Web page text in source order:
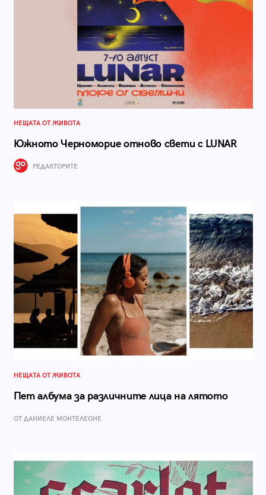
НЕЩАТА ОТ ЖИВОТА
Южното Черноморие отново свети с LUNAR
РЕДАКТОРИТЕ
НЕЩАТА ОТ ЖИВОТА
Пет албума за различните лица на лятото
ОТ ДАНИЕЛЕ МОНТЕЛЕОНЕ